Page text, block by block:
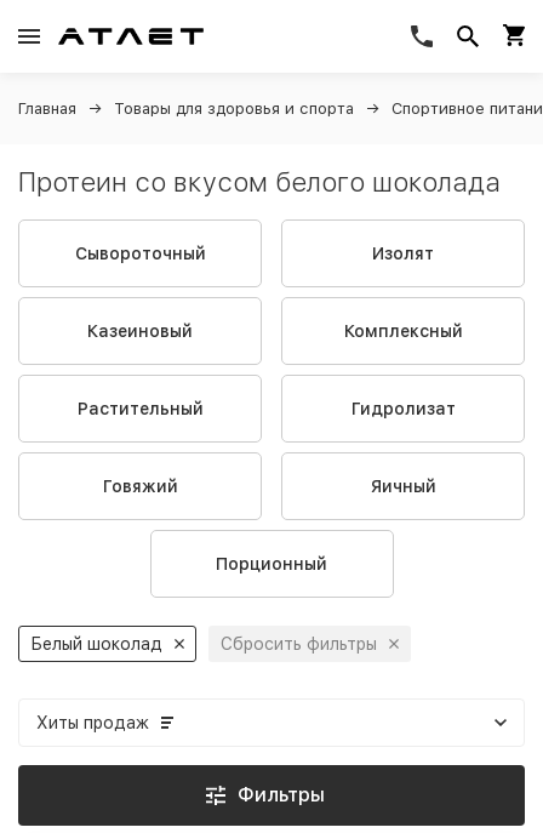
Главная Товары для здоровья и спорта Спортивное
Протеин со вкусом белого шоколада
Сывороточный Изолят
Казеиновый Комплексный
Растительный Гидролизат
Говяжий Яичный
Порционный
Белый шоколад Сбросить фильтры
Хиты продаж
Фильтры